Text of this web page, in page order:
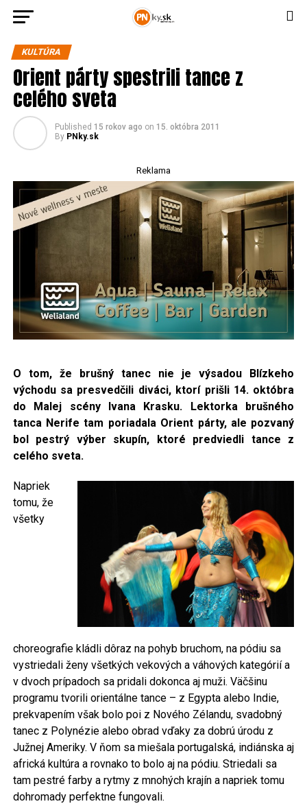
KULTÚRA
Orient párty spestrili tance z
celého sveta
Published 15 rokov ago on 15. októbra 2011
By PNky.sk
Reklama
O tom, že brušný tanec nie je výsadou Blízkeho
východu sa presvedčili diváci, ktorí prišli 14. októbra
do Malej scény Ivana Krasku. Lektorka brušného
tanca Nerife tam poriadala Orient párty, ale pozvaný
bol pestrý výber skupín, ktoré predviedli tance z
celého sveta.
Napriek
tomu, že
všetky
choreografie kládli dôraz na pohyb bruchom, na pódiu sa
vystriedali ženy všetkých vekových a váhových kategórií a
v dvoch prípadoch sa pridali dokonca aj muži. Väčšinu
programu tvorili orientálne tance – z Egypta alebo Indie,
prekvapením však bolo poi z Nového Zélandu, svadobný
tanec z Polynézie alebo obrad vďaky za dobrú úrodu z
Južnej Ameriky. V ňom sa miešala portugalská, indiánska aj
africká kultúra a rovnako to bolo aj na pódiu. Striedali sa
tam pestré farby a rytmy z mnohých krajín a napriek tomu
dohromady perfektne fungovali.